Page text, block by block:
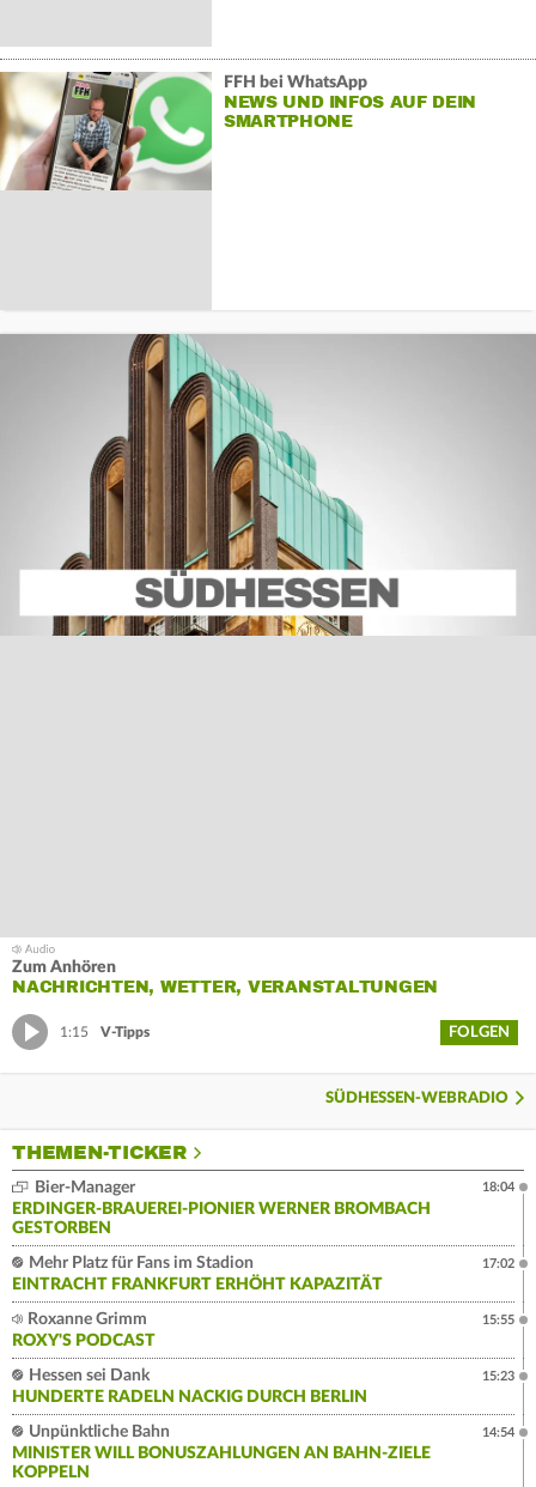
FFH bei WhatsApp
NEWS UND INFOS AUF DEIN
SMARTPHONE
Zum Anhören
NACHRICHTEN, WETTER, VERANSTALTUNGEN
1:15 V-Tipps FOLGEN
SÜDHESSEN-WEBRADIO
THEMEN-TICKER
Bier-Manager
ERDINGER-BRAUEREI-PIONIER WERNER BROMBACH
GESTORBEN
18:04
Mehr Platz für Fans im Stadion
EINTRACHT FRANKFURT ERHÖHT KAPAZITÄT
17:02
Roxanne Grimm
ROXY'S PODCAST
15:55
Hessen sei Dank
HUNDERTE RADELN NACKIG DURCH BERLIN
15:23
Unpünktliche Bahn
MINISTER WILL BONUSZAHLUNGEN AN BAHN-ZIELE
KOPPELN
14:54